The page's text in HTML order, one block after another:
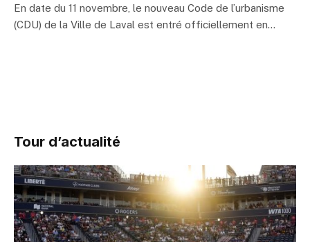
En date du 11 novembre, le nouveau Code de l’urbanisme
(CDU) de la Ville de Laval est entré officiellement en…
Tour d’actualité